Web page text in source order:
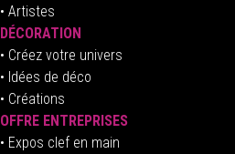
• Artistes
DÉCORATION
• Créez votre univers
• Idées de déco
• Créations
OFFRE ENTREPRISES
• Expos clef en main